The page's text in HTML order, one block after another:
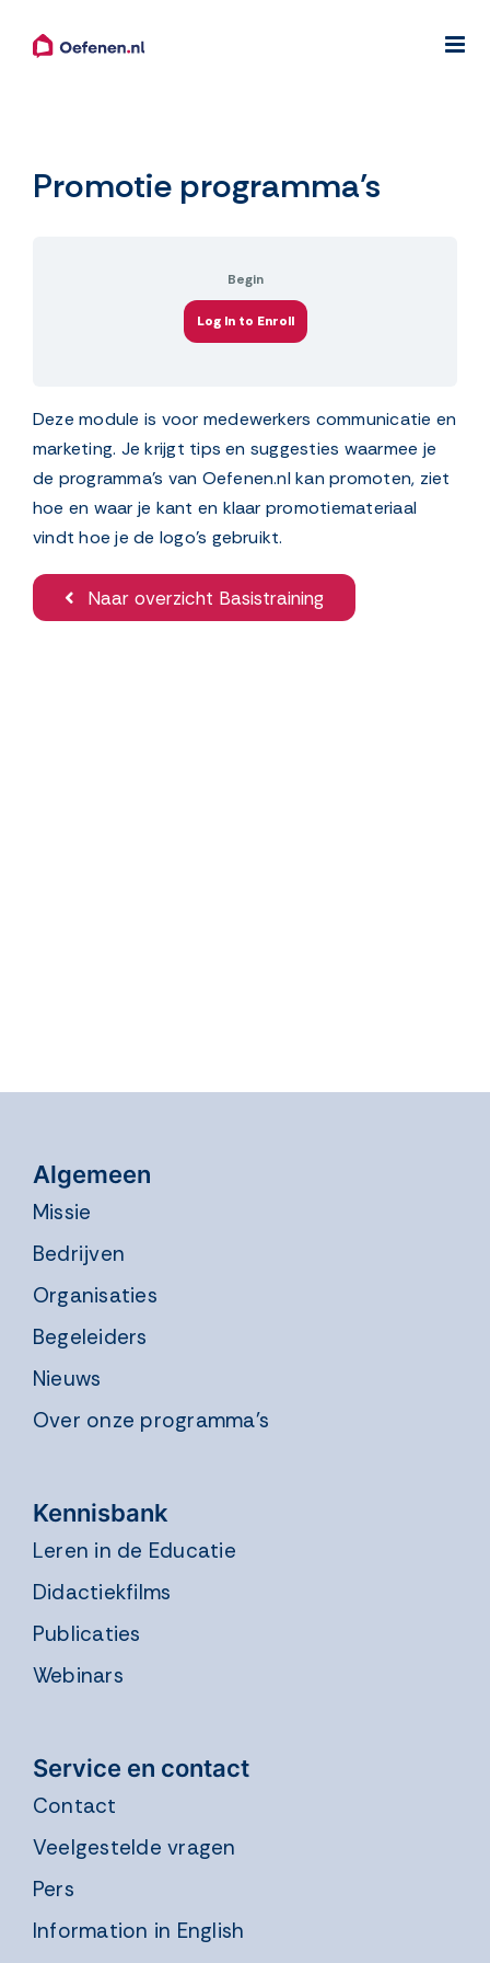
naar
Promotie programma’s
Begin
Log In to Enroll
Deze module is voor medewerkers communicatie en
marketing. Je krijgt tips en suggesties waarmee je
de programma’s van Oefenen.nl kan promoten, ziet
hoe en waar je kant en klaar promotiemateriaal
vindt hoe je de logo’s gebruikt.
Naar overzicht Basistraining
Algemeen
Missie
Bedrijven
Organisaties
Begeleiders
Nieuws
Over onze programma’s
Kennisbank
Leren in de Educatie
Didactiekfilms
Publicaties
Webinars
Service en contact
Contact
Veelgestelde vragen
Pers
Information in English